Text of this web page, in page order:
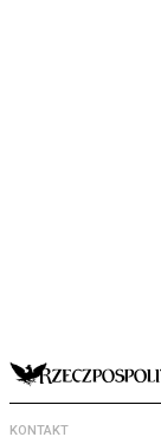
KONTAKT